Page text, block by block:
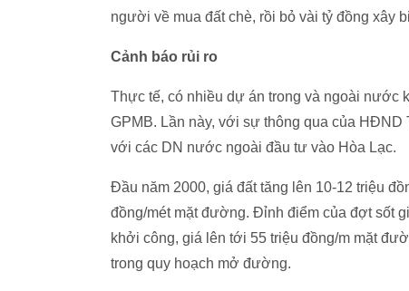
người về mua đất chè, rồi bỏ vài tỷ đồng xây
Cảnh báo rủi ro
Thực tế, có nhiều dự án trong và ngoài nước
GPMB. Lần này, với sự thông qua của
với các DN nước ngoài đầu tư vào Hòa Lạc.
Đầu năm 2000, giá đất tăng lên 10-12 triệu
đồng/mét mặt đường. Đỉnh điểm của đợt sốt
khởi công, giá lên tới 55 triệu đồng/m mặt
trong quy hoạch mở đường.